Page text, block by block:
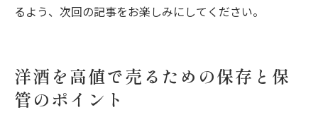
るよう、次回の記事をお楽しみにしてください。
洋酒を高値で売るための保存と保
管のポイント